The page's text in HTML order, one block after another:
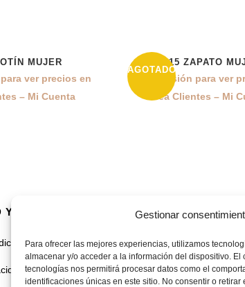
Gestionar
Para ofrecer las mejores experiencias, utilizamos
almacenar y/o acceder a la información del dispositivo. El
tecnologías nos permitirá procesar datos como el
identificaciones únicas en este sitio. No consentir o retirar
MUJER
ver precios en
– Mi Cuenta
AGOTADO
L815 ZAPATO
Inicia sesión para ver
Área Clientes – Mi
COOKIES CATEGORÍAS
Mujer
Hombre